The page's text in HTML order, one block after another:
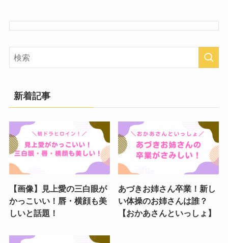
新着記事
【画像】見上愛の三白眼が
かっこいい！唇・横顔も美
しいと話題！
あづきお姉さん卒業！新し
い体操のお姉さんは誰？
【おかあさんといっしょ】